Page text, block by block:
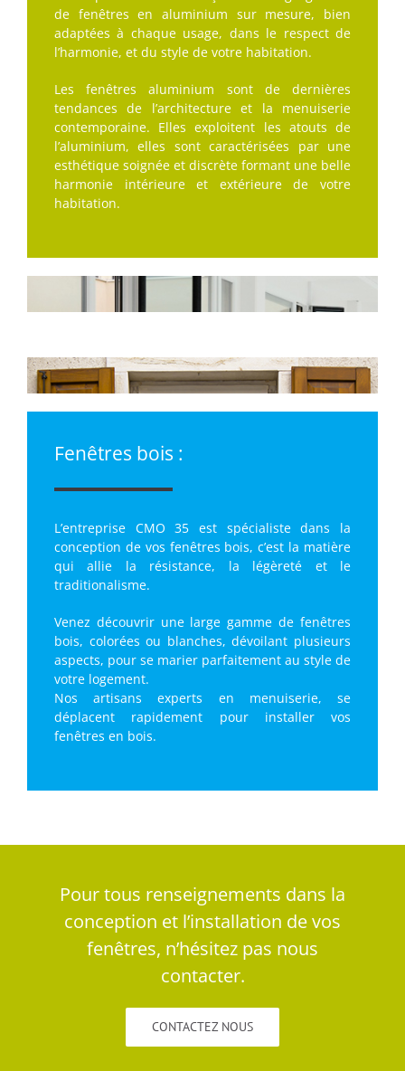
de fenêtres en aluminium sur mesure, bien
adaptées à chaque usage, dans le respect de
l’harmonie, et du style de votre habitation.
Les fenêtres aluminium sont de dernières
tendances de l’architecture et la menuiserie
contemporaine. Elles exploitent les atouts de
l’aluminium, elles sont caractérisées par une
esthétique soignée et discrète formant une belle
harmonie intérieure et extérieure de votre
habitation.
Fenêtres bois :
L’entreprise CMO 35 est spécialiste dans la
conception de vos fenêtres bois, c’est la matière
qui allie la résistance, la légèreté et le
traditionalisme.
Venez découvrir une large gamme de fenêtres
bois, colorées ou blanches, dévoilant plusieurs
aspects, pour se marier parfaitement au style de
votre logement.
Nos artisans experts en menuiserie, se
déplacent rapidement pour installer vos
fenêtres en bois.
Pour tous renseignements dans la
conception et l’installation de vos
fenêtres, n’hésitez pas nous
contacter.
CONTACTEZ NOUS